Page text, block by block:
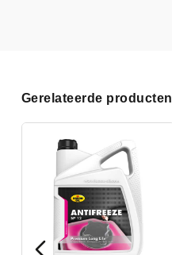
Gerelateerde producten